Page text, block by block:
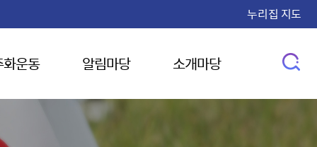
누리집 지도
운동 알림마당 소개마당